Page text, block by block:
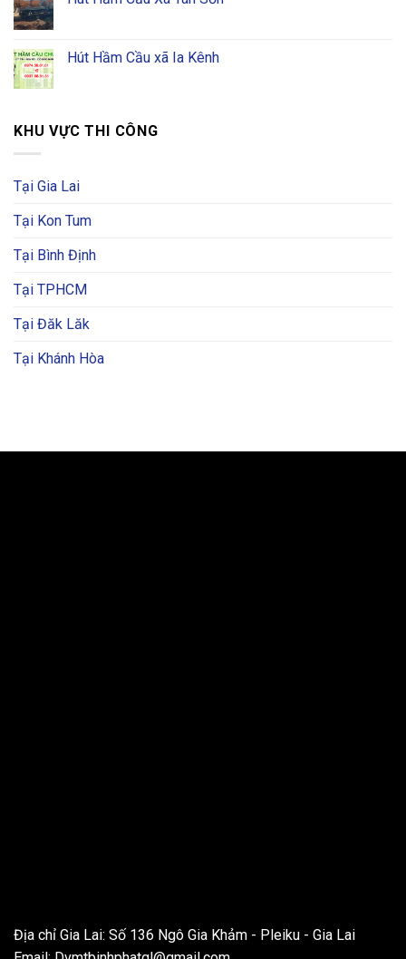
Hút Hầm Cầu xã Ia Kênh
KHU VỰC THI CÔNG
Tại Gia Lai
Tại Kon Tum
Tại Bình Định
Tại TPHCM
Tại Đăk Lăk
Tại Khánh Hòa
Địa chỉ Gia Lai: Số 136 Ngô Gia Khảm - Pleiku - Gia Lai